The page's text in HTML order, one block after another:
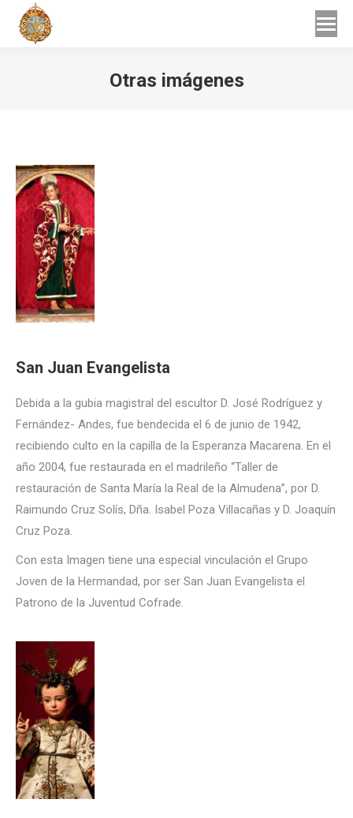
Otras imágenes
San Juan Evangelista
Debida a la gubia magistral del escultor D. José Rodríguez y
Fernández- Andes, fue bendecida el 6 de junio de 1942,
recibiendo culto en la capilla de la Esperanza Macarena. En el
año 2004, fue restaurada en el madrileño “Taller de
restauración de Santa María la Real de la Almudena”, por D.
Raimundo Cruz Solís, Dña. Isabel Poza Villacañas y D. Joaquín
Cruz Poza.
Con esta Imagen tiene una especial vinculación el Grupo
Joven de la Hermandad, por ser San Juan Evangelista el
Patrono de la Juventud Cofrade.